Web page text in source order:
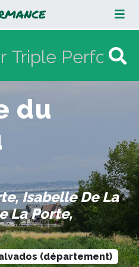
du
Isabelle De La
La Porte,
(département)